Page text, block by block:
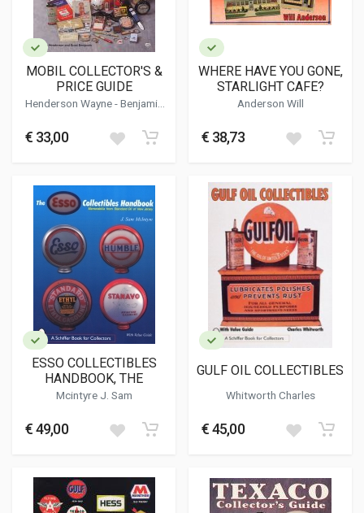
MOBIL COLLECTOR'S &
PRICE GUIDE
Henderson Wayne-Benjamin
€ 33,00
WHERE HAVE YOU GONE,
STARLIGHT CAFE?
Anderson Will
€ 38,73
ESSO COLLECTIBLES
HANDBOOK, THE
Mcintyre J. Sam
€ 49,00
GULF OIL COLLECTIBLES
Whitworth Charles
€ 45,00